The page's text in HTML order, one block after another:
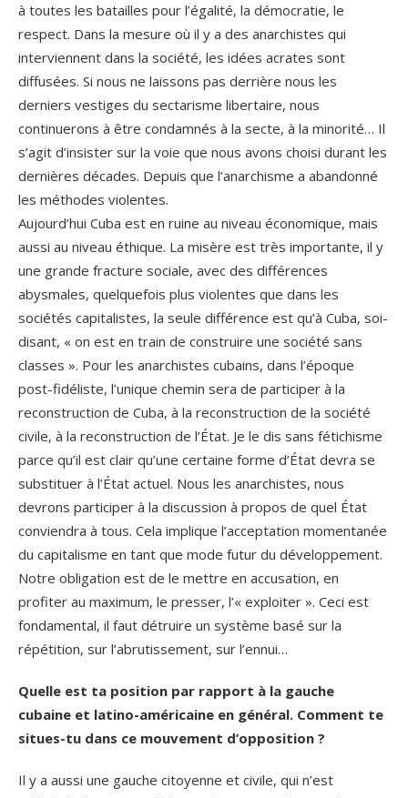
à toutes les batailles pour l’égalité, la démocratie, le
respect. Dans la mesure où il y a des anarchistes qui
interviennent dans la société, les idées acrates sont
diffusées. Si nous ne laissons pas derrière nous les
derniers vestiges du sectarisme libertaire, nous
continuerons à être condamnés à la secte, à la minorité… Il
s’agit d’insister sur la voie que nous avons choisi durant les
dernières décades. Depuis que l’anarchisme a abandonné
les méthodes violentes.
Aujourd’hui Cuba est en ruine au niveau économique, mais
aussi au niveau éthique. La misère est très importante, il y
une grande fracture sociale, avec des différences
abysmales, quelquefois plus violentes que dans les
sociétés capitalistes, la seule différence est qu’à Cuba, soi-
disant, « on est en train de construire une société sans
classes ». Pour les anarchistes cubains, dans l’époque
post-fidéliste, l’unique chemin sera de participer à la
reconstruction de Cuba, à la reconstruction de la société
civile, à la reconstruction de l’État. Je le dis sans fétichisme
parce qu’il est clair qu’une certaine forme d’État devra se
substituer à l’État actuel. Nous les anarchistes, nous
devrons participer à la discussion à propos de quel État
conviendra à tous. Cela implique l’acceptation momentanée
du capitalisme en tant que mode futur du développement.
Notre obligation est de le mettre en accusation, en
profiter au maximum, le presser, l’« exploiter ». Ceci est
fondamental, il faut détruire un système basé sur la
répétition, sur l’abrutissement, sur l’ennui…
Quelle est ta position par rapport à la gauche
cubaine et latino-américaine en général. Comment te
situes-tu dans ce mouvement d’opposition ?
Il y a aussi une gauche citoyenne et civile, qui n’est